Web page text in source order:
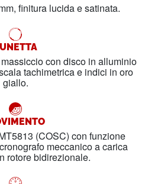
finitura lucida e satinata.
con disco in alluminio
tachimetrica e indici in oro
giallo.
(COSC) con funzione
meccanico a carica
rotore bidirezionale.